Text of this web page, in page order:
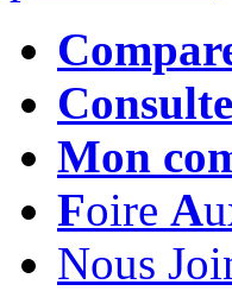
Mon
Foire A
Nous